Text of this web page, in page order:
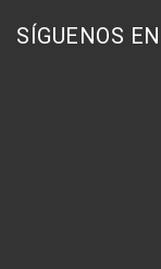
SÍGUENOS